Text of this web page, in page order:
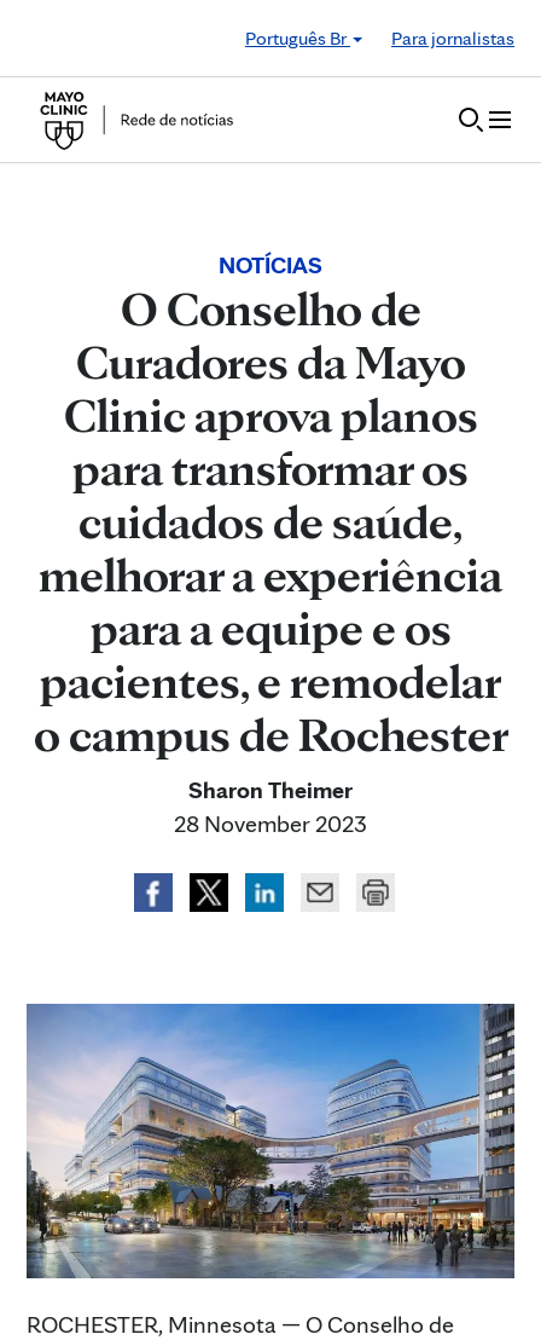
Português Br
Para jornalistas
NOTÍCIAS
O Conselho de
Curadores da Mayo
Clinic aprova planos
para transformar os
cuidados de saúde,
melhorar a experiência
para a equipe e os
pacientes, e remodelar
o campus de Rochester
Sharon Theimer
28 November 2023
ROCHESTER, Minnesota — O Conselho de